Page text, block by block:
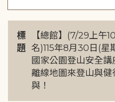
標
題
【總館】(7/29上午
名)115年8月30日(星
國家公園登山安全
離線地圖來登山與
與！